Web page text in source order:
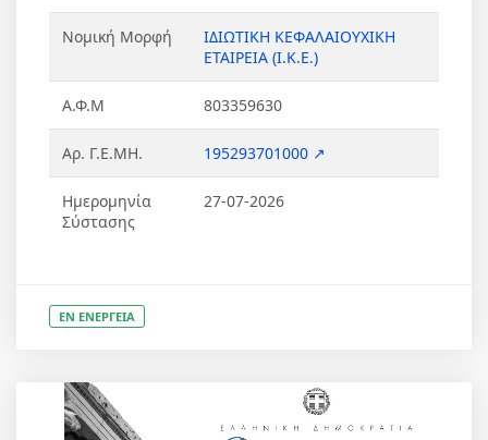
Νομική Μορφή
ΙΔΙΩΤΙΚΗ ΚΕΦΑΛΑΙΟΥΧΙΚΗ
ΕΤΑΙΡΕΙΑ (Ι.Κ.Ε.)
Α.Φ.Μ 803359630
Αρ. Γ.Ε.ΜΗ. 195293701000 ↗
Ημερομηνία
Σύστασης
27-07-2026
ΕΝ ΕΝΕΡΓΕΙΑ